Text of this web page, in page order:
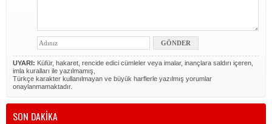
UYARI: Küfür, hakaret, rencide edici cümleler veya imalar, inançlara saldırı içeren,
imla kuralları ile yazılmamış,
Türkçe karakter kullanılmayan ve büyük harflerle yazılmış yorumlar
onaylanmamaktadır.
SON DAKİKA